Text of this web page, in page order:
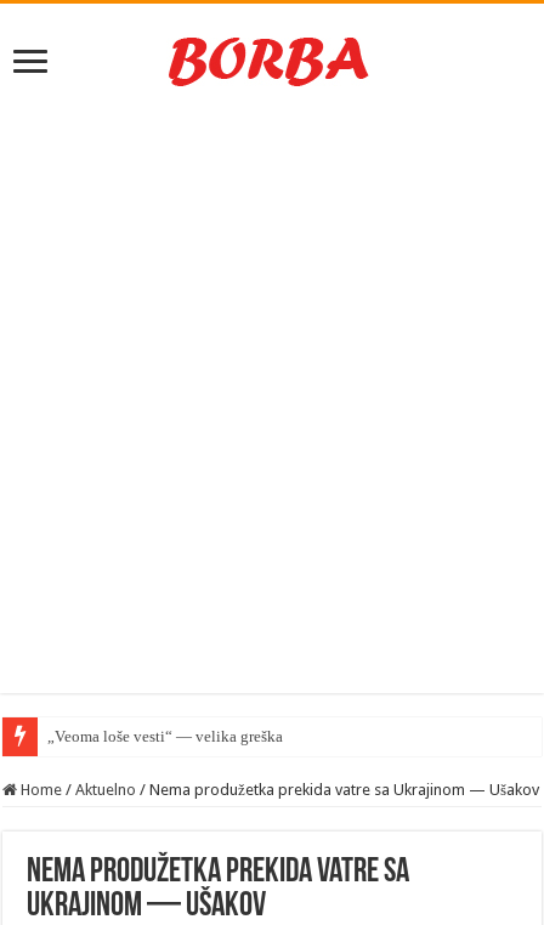
„Veoma loše vesti“ — velika greška Palantira u Rusiji
Home / Aktuelno / Nema produžetka prekida vatre sa Ukrajinom — Ušakov
Nema produžetka prekida vatre sa
Ukrajinom — Ušakov